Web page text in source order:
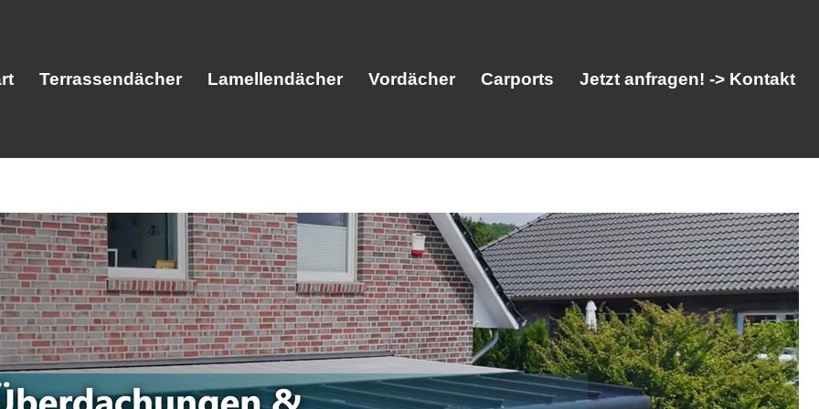
Terrassendächer Lamellendächer Vordächer Carports Jetzt anfragen! -> Kontakt